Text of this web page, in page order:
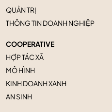
QUẢN TRỊ
THÔNG TIN DOANH NGHIỆP
COOPERATIVE
HỢP TÁC XÃ
MÔ HÌNH
KINH DOANH XANH
AN SINH